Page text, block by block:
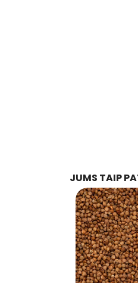
JUMS TAIP